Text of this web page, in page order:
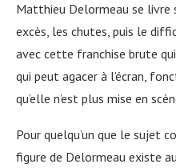
Matthieu Delormeau se livre
excès, les chutes, puis le
avec cette franchise brute
qui peut agacer à l’écran,
qu’elle n’est plus mise en
Pour quelqu’un que le sujet
figure de Delormeau existe